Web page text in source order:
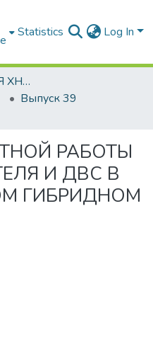
Statistics Log In
НАУКОВІ ВИДАННЯ ХНАДУ
Выпуск 39
РАБОТЫ
И ДВС В
ГИБРИДНОМ